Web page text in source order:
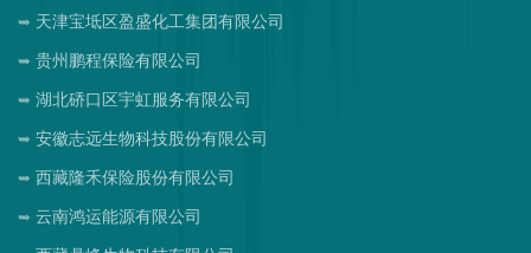
天津宝坻区盈盛化工集团有限公司
贵州鹏程保险有限公司
湖北硚口区宇虹服务有限公司
安徽志远生物科技股份有限公司
西藏隆禾保险股份有限公司
云南鸿运能源有限公司